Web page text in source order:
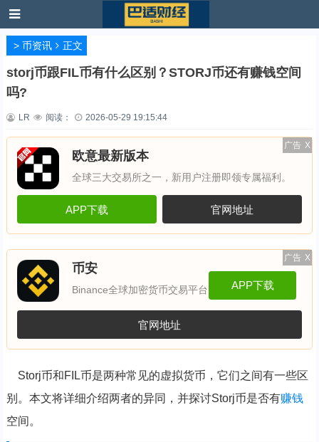
> 币资讯 正文
storj币跟FIL币有什么区别？STORJ币还有赚钱空间
吗?
LR 阅读： 2026-05-29 19:15:44
广告 X
欧意最新版本
全球三大交易所之一，新用户注册即领专属福利。
APP下载 官网地址
广告 X
币安
Binance全球加密货币交易平台 APP下载
官网地址
Storj币和FIL币是两种常见的虚拟货币，它们之间有一些区
别。本文将详细介绍两者的异同，并探讨Storj币是否有赚钱
空间。